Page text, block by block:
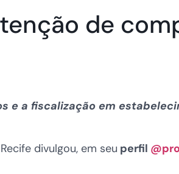
de
e a fiscalização em
divulgou, em seu perfil